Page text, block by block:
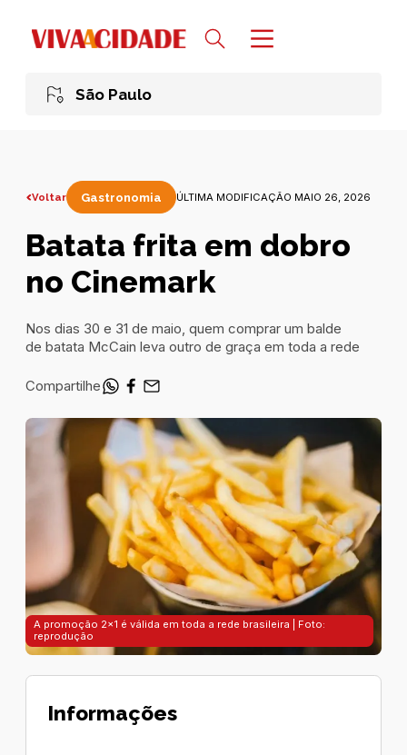
São Paulo
Voltar Gastronomia ÚLTIMA MODIFICAÇÃO MAIO 26, 2026
Batata frita em dobro
no Cinemark
Nos dias 30 e 31 de maio, quem comprar um balde
de batata McCain leva outro de graça em toda a rede
Compartilhe
A promoção 2x1 é válida em toda a rede brasileira | Foto:
reprodução
Informações